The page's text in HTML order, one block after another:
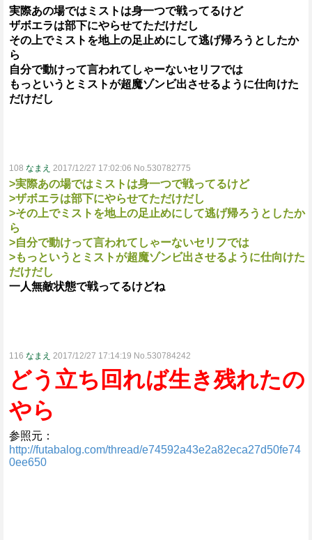
実際あの場ではミストは身一つで戦ってるけど
ザボエラは部下にやらせてただけだし
その上でミストを地上の足止めにして逃げ帰ろうとしたか
ら
自分で動けって言われてしゃーないセリフでは
もっというとミストが超魔ゾンビ出させるように仕向けた
だけだし
108 なまえ 2017/12/27 17:02:06 No.530782775
>実際あの場ではミストは身一つで戦ってるけど
>ザボエラは部下にやらせてただけだし
>その上でミストを地上の足止めにして逃げ帰ろうとしたか
ら
>自分で動けって言われてしゃーないセリフでは
>もっというとミストが超魔ゾンビ出させるように仕向けた
だけだし
一人無敵状態で戦ってるけどね
116 なまえ 2017/12/27 17:14:19 No.530784242
どう立ち回れば生き残れたの
やら
参照元：
http://futabalog.com/thread/e74592a43e2a82eca27d50fe74
0ee650